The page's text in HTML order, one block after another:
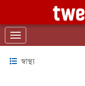
Toggle navigation
স্বাস্থ্য